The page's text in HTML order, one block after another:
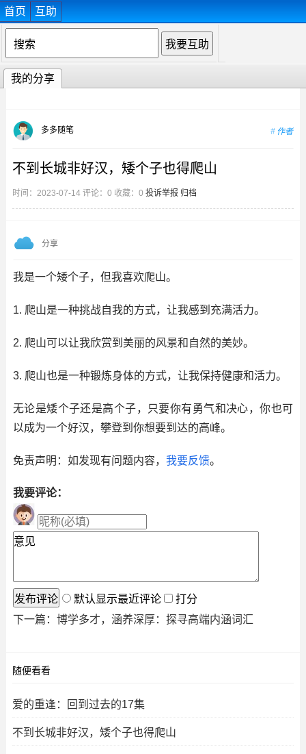
首页 互助
我的分享
不到长城非好汉，矮个子也得爬山
时间：2023-07-14 评论：0 收藏：0 投诉举报 归档
多多随笔 作者
分享
我是一个矮个子，但我喜欢爬山。
1. 爬山是一种挑战自我的方式，让我感到充满活力。
2. 爬山可以让我欣赏到美丽的风景和自然的美妙。
3. 爬山也是一种锻炼身体的方式，让我保持健康和活力。
无论是矮个子还是高个子，只要你有勇气和决心，你也可
以成为一个好汉，攀登到你想要到达的高峰。
免责声明：如发现有问题内容， 我要反馈。
我要评论：
默认显示最近评论
打分
下一篇： 博学多才，涵养深厚：探寻高端内涵词汇
随便看看
爱的重逢：回到过去的17集
不到长城非好汉，矮个子也得爬山